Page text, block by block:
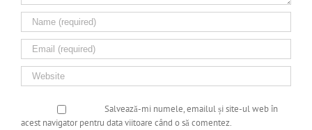
Salvează-mi numele, emailul și site-ul web în
acest navigator pentru data viitoare când o să comentez.